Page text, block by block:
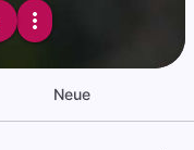
Neue